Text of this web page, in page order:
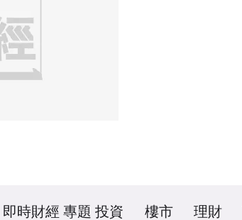
即時財經 專題 投資 樓市 理財